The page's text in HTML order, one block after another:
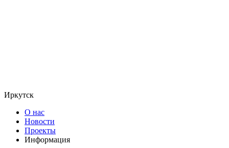
Иркутск
О нас
Новости
Проекты
Информация